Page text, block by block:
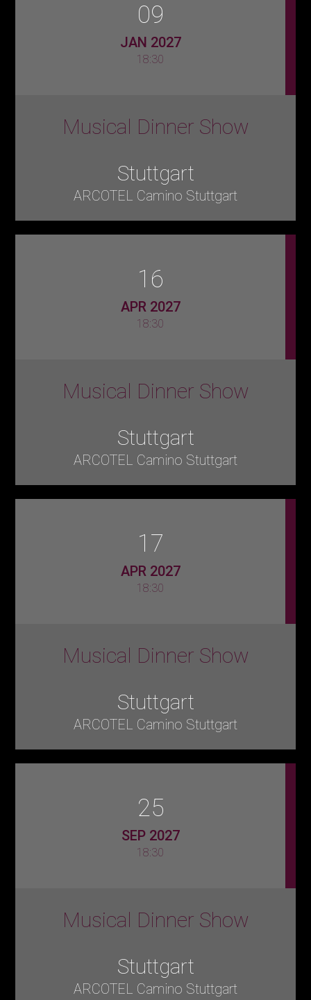
09
JAN 2027
18:30
Musical Dinner Show
Stuttgart
ARCOTEL Camino Stuttgart
16
APR 2027
18:30
Musical Dinner Show
Stuttgart
ARCOTEL Camino Stuttgart
17
APR 2027
18:30
Musical Dinner Show
Stuttgart
ARCOTEL Camino Stuttgart
25
SEP 2027
18:30
Musical Dinner Show
Stuttgart
ARCOTEL Camino Stuttgart